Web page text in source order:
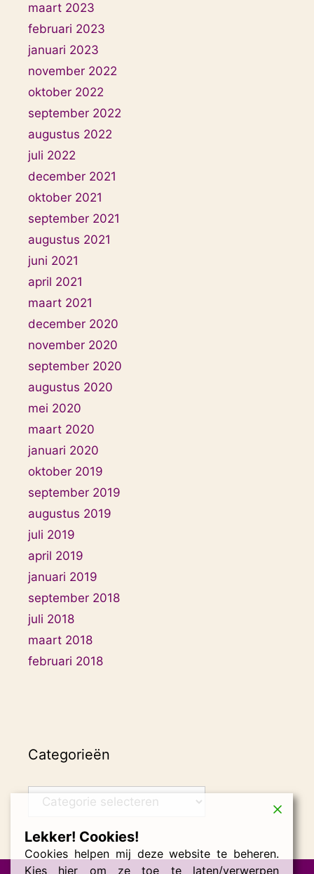
maart 2023
februari 2023
januari 2023
november 2022
oktober 2022
september 2022
augustus 2022
juli 2022
december 2021
oktober 2021
september 2021
augustus 2021
juni 2021
april 2021
maart 2021
december 2020
november 2020
september 2020
augustus 2020
mei 2020
maart 2020
januari 2020
oktober 2019
september 2019
augustus 2019
juli 2019
april 2019
januari 2019
september 2018
juli 2018
maart 2018
februari 2018
Categorieën
Categorieën
Lekker! Cookies!
Cookies helpen mij deze website te beheren.
Kies hier om ze toe te laten/verwerpen